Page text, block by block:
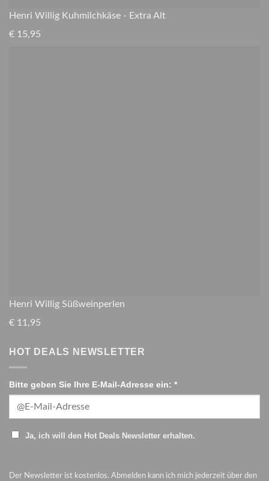
Henri Willig Kuhmilchkäse - Extra Alt
€ 15,95
Henri Willig Süßweinperlen
€ 11,95
HOT DEALS NEWSLETTER
Bitte geben Sie Ihre E-Mail-Adresse ein: *
Ja, ich will den Hot Deals Newsletter erhalten.
Der Newsletter ist kostenlos. Abmelden kann ich mich jederzeit über den